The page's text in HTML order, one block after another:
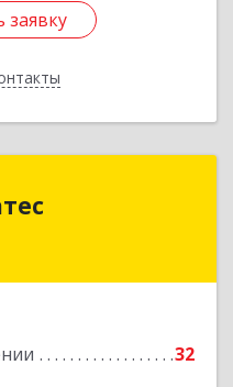
32
Урюпинск г, Ленина